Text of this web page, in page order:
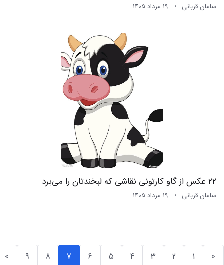
سامان قربانی 19 مرداد 1405
22 عکس از گاو کارتونی نقاشی که لبخندتان را می‌برد
سامان قربانی 19 مرداد 1405
3
4
5
6
7
8